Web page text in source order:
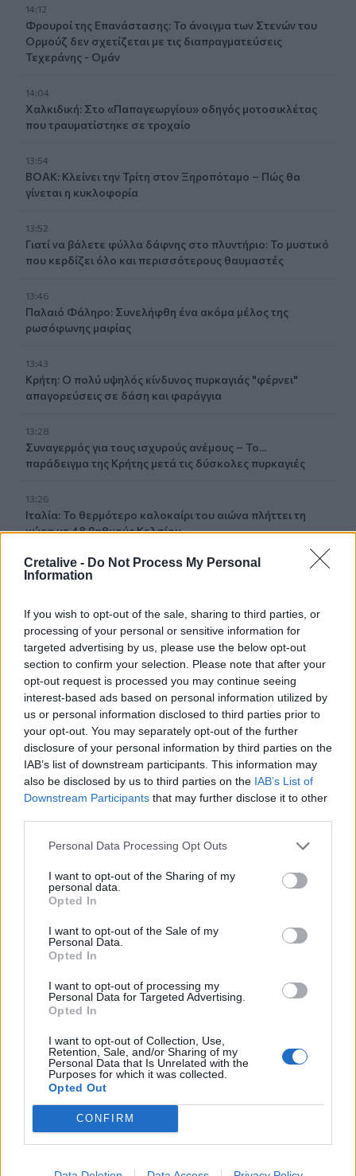
Cretalive - Do Not Process My Personal
Information
If you wish to opt-out of the sale, sharing to third parties, or
processing of your personal or sensitive information for
targeted advertising by us, please use the below opt-out
section to confirm your selection. Please note that after your
opt-out request is processed you may continue seeing
interest-based ads based on personal information utilized by
us or personal information disclosed to third parties prior to
your opt-out. You may separately opt-out of the further
disclosure of your personal information by third parties on the
IAB’s list of downstream participants. This information may
also be disclosed by us to third parties on the IAB’s List of
Downstream Participants that may further disclose it to other
Personal Data Processing Opt Outs
I want to opt-out of the Sharing of my
personal data.
Opted In
I want to opt-out of the Sale of my
Personal Data.
Opted In
I want to opt-out of processing my
Personal Data for Targeted Advertising.
Opted In
I want to opt-out of Collection, Use,
Retention, Sale, and/or Sharing of my
Personal Data that Is Unrelated with the
Purposes for which it was collected.
Opted Out
CONFIRM
14:12
Φρουροί της Επανάστασης: Το άνοιγμα των Στενών του
Ορμούζ δεν σχετίζεται με τις διαπραγματεύσεις
Τεχεράνης - Ομάν
14:04
Χαλκιδική: Στο «Παπαγεωργίου» οδηγός μοτοσικλέτας
που τραυματίστηκε σε τροχαίο
13:54
ΒΟΑΚ: Κλείνει την Τρίτη στον Ξηροπόταμο – Πώς θα
γίνεται η κυκλοφορία
13:52
Γιατί να βάλετε φύλλα δάφνης στο πλυντήριο: Το μυστικό
που κερδίζει όλο και περισσότερους θαυμαστές
13:46
Παλαιό Φάληρο: Συνελήφθη ένα ακόμα μέλος της
ρωσόφωνης μαφίας
13:43
Κρήτη: Ο πολύ υψηλός κίνδυνος πυρκαγιάς "φέρνει"
απαγορεύσεις σε δάση και φαράγγια
13:28
Συναγερμός για τους ισχυρούς ανέμους – Το...
παράδειγμα της Κρήτης μετά τις δύσκολες πυρκαγιές
13:26
Ιταλία: Το θερμότερο καλοκαίρι του αιώνα πλήττει τη
χώρα με 48 βαθμούς Κελσίου
13:19
ΥΠΕΘΑ: Μηνιαία επανεξέταση για τους Patriot στη
13:11
Νοσοκομείο Αγ. Νικολάου: Ενημερωτική συνάντηση για
ΒΑΕ, μισθολογικά και εργασιακά θεματα
13:03
Βίντεο: Μεθυσμένη σκότωσε νύφη λίγες ώρες μετά τον
γάμο της στη Νότια Καρολίνα
13:02
Νέες ειδικότητες στη Σχολή Ανώτερης Επαγγελματικής
Κατάρτισης Χανίων
ΠΕΡΙΣΣΟΤΕΡΑ
ΣΧΕΤΙΚA AΡΘΡΑ
Άμεση κι αποτελεσματική επέμβαση της
ΚΡΗΤΗ 15:03
επέμβαση της πυροσβεστικής
για φωτιά στα Νέα Ρούματα
ΒΟΑΚ: Κλείνει την Τρίτη στον Ξηροπόταμο – Πώς θα
ΚΡΗΤΗ 13:54
Ξηροπόταμο – Πώς θα γίνεται η